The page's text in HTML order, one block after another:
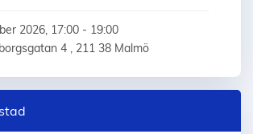
2026, 17:00 - 19:00
4 , 211 38 Malmö